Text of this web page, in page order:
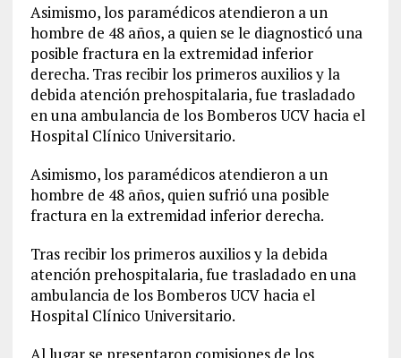
Asimismo, los paramédicos atendieron a un
hombre de 48 años, a quien se le diagnosticó una
posible fractura en la extremidad inferior
derecha. Tras recibir los primeros auxilios y la
debida atención prehospitalaria, fue trasladado
en una ambulancia de los Bomberos UCV hacia el
Hospital Clínico Universitario.
Asimismo, los paramédicos atendieron a un
hombre de 48 años, quien sufrió una posible
fractura en la extremidad inferior derecha.
Tras recibir los primeros auxilios y la debida
atención prehospitalaria, fue trasladado en una
ambulancia de los Bomberos UCV hacia el
Hospital Clínico Universitario.